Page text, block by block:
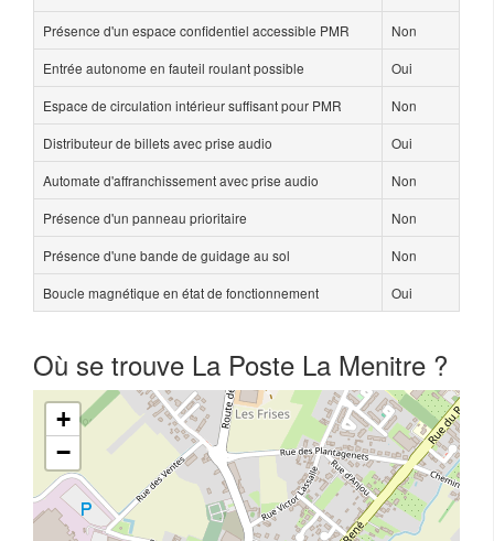
Présence d'un espace confidentiel accessible PMR
Non
Entrée autonome en fauteil roulant possible
Oui
Espace de circulation intérieur suffisant pour PMR
Non
Distributeur de billets avec prise audio
Oui
Automate d'affranchissement avec prise audio
Non
Présence d'un panneau prioritaire
Non
Présence d'une bande de guidage au sol
Non
Boucle magnétique en état de fonctionnement
Oui
Où se trouve La Poste La Menitre ?
+
−